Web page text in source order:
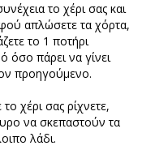
το χέρι σας και
απλώσετε τα χόρτα,
το 1 ποτήρι
όσο πάρει να γίνει
προηγούμενο.
χέρι σας ρίχνετε,
να σκεπαστούν τα
λάδι.